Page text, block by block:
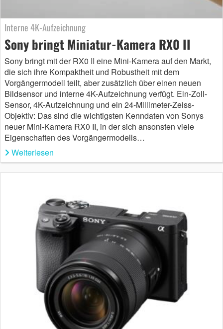
Interne 4K-Aufzeichnung
Sony bringt Miniatur-Kamera RX0 II
Sony bringt mit der RX0 II eine Mini-Kamera auf den Markt,
die sich ihre Kompaktheit und Robustheit mit dem
Vorgängermodell teilt, aber zusätzlich über einen neuen
Bildsensor und interne 4K-Aufzeichnung verfügt. Ein-Zoll-
Sensor, 4K-Aufzeichnung und ein 24-Millimeter-Zeiss-
Objektiv: Das sind die wichtigsten Kenndaten von Sonys
neuer Mini-Kamera RX0 II, in der sich ansonsten viele
Eigenschaften des Vorgängermodells…
Weiterlesen